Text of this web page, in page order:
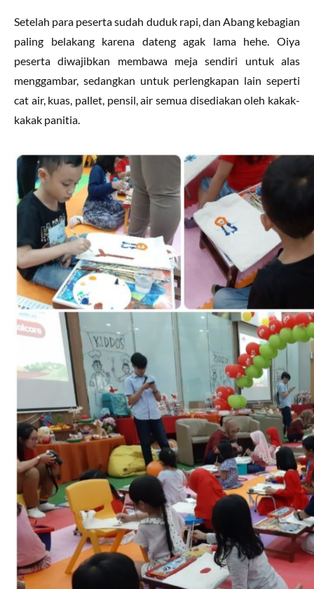
Setelah para peserta sudah duduk rapi, dan Abang kebagian
paling belakang karena dateng agak lama hehe. Oiya
peserta diwajibkan membawa meja sendiri untuk alas
menggambar, sedangkan untuk perlengkapan lain seperti
cat air, kuas, pallet, pensil, air semua disediakan oleh kakak-
kakak panitia.